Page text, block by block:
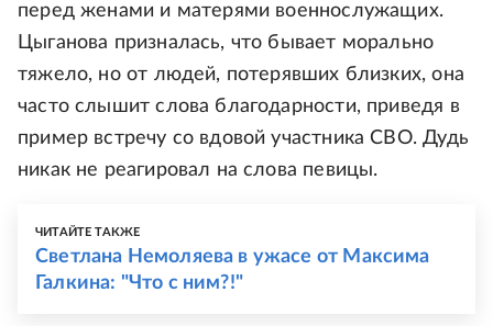
перед женами и матерями военнослужащих.
Цыганова призналась, что бывает морально
тяжело, но от людей, потерявших близких, она
часто слышит слова благодарности, приведя в
пример встречу со вдовой участника СВО. Дудь
никак не реагировал на слова певицы.
ЧИТАЙТЕ ТАКЖЕ
Светлана Немоляева в ужасе от Максима
Галкина: "Что с ним?!"